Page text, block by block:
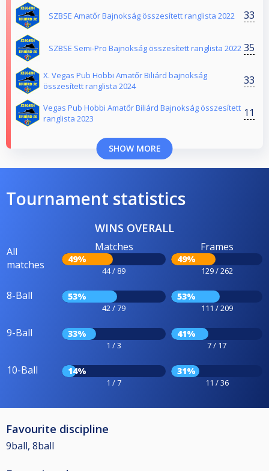
SZBSE Amatőr Bajnokság összesített ranglista 2022 33
SZBSE Semi-Pro Bajnokság összesített ranglista 2022 35
X. Vegas Pub Hobbi Amatőr Biliárd bajnokság
összesített ranglista 2024
33
Vegas Pub Hobbi Amatőr Biliárd Bajnokság összesített
ranglista 2023
11
SHOW MORE
Tournament statistics
WINS OVERALL
All
matches
Matches
49%
44 / 89
Frames
49%
129 / 262
8-Ball 53%
42 / 79
53%
111 / 209
9-Ball 33%
1 / 3
41%
7 / 17
10-Ball 14%
1 / 7
31%
11 / 36
Favourite discipline
9ball, 8ball